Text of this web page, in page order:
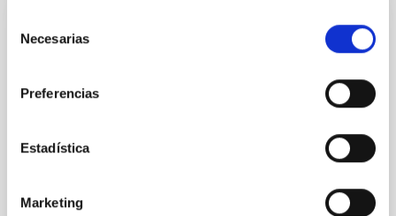
Necesarias
Preferencias
Estadística
Marketing
INSTALACIÓN
IO:I is the near-infrared imaging component of the IO
Hawaii 2RG 1.7μm cutoff detector with a field of view
of 6...